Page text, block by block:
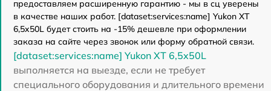
предоставляем расширенную гарантию - мы в сц уверены
в качестве наших работ. [dataset:services:name] Yukon XT
6,5x50L будет стоить на -15% дешевле при оформлении
заказа на сайте через звонок или форму обратной связи.
[dataset:services:name] Yukon XT 6,5x50L
выполняется на выезде, если не требует
специального оборудования и длительного времени